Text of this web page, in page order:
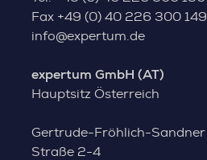
Fax +49 (0) 40 226 300 149
info@expertum.de
expertum GmbH (AT)
Hauptsitz Österreich
Gertrude-Fröhlich-Sandner
Straße 2-4